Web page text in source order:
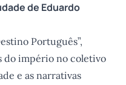
de Eduardo
Português”,
do império no coletivo
e as narrativas